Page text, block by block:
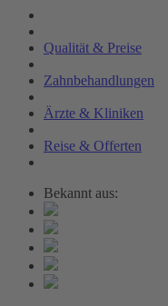
Qualität & Preise
Zahnbehandlungen
Ärzte & Kliniken
Reise & Offerten
Bekannt aus: